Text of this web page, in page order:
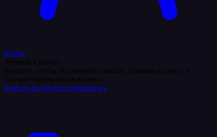
Войти
Войти или зарегистрироваться